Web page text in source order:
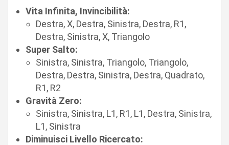
Vita Infinita, Invincibilità:
Destra, X, Destra, Sinistra, Destra, R1,
Destra, Sinistra, X, Triangolo
Super Salto:
Sinistra, Sinistra, Triangolo, Triangolo,
Destra, Destra, Sinistra, Destra, Quadrato,
R1, R2
Gravità Zero:
Sinistra, Sinistra, L1, R1, L1, Destra, Sinistra,
L1, Sinistra
Diminuisci Livello Ricercato: